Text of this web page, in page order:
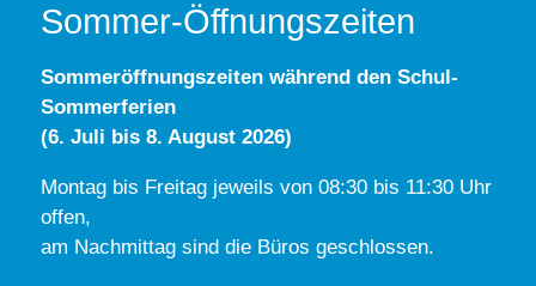
Sommer-Öffnungszeiten
Sommeröffnungszeiten während den Schul-
Sommerferien
(6. Juli bis 8. August 2026)
Montag bis Freitag jeweils von 08:30 bis 11:30 Uhr
offen,
am Nachmittag sind die Büros geschlossen.